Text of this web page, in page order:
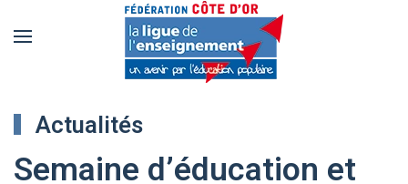
principal
Actualités
Semaine d’éducation et